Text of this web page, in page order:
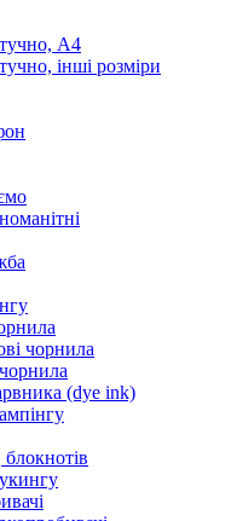
А4
інші розміри
чорнила
(dye ink)